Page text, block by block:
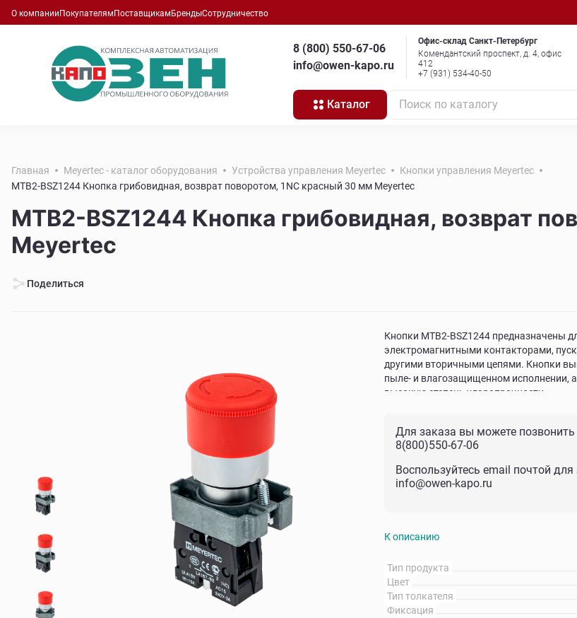
О компании Покупателям Поставщикам БрендыСотрудничество
8 (800) 550-67-06
info@owen-kapo.ru
Офис-склад Санкт-Петербург
Комендантский проспект, д. 4, офис
412
+7 (931) 534-40-50
Каталог Поиск по каталогу
Главная Meyertec - каталог оборудования Устройства управления Meyertec
Кнопки управления Meyertec
MTB2-BSZ1244 Кнопка грибовидная, возврат поворотом, 1NC красный 30 мм Meyertec
MTB2-BSZ1244 Кнопка грибовидная, возврат
Meyertec
Поделиться
Кнопки MTB2-BSZ1244 предназначены
электромагнитными контакторами,
другими вторичными цепями. Кнопки
пыле- и влагозащищенном исполнении,
высокую степень ударопрочности.
Для заказа вы можете
8(800)550-67-06
Воспользуйтесь email почтой для
info@owen-kapo.ru
К описанию
Тип продукта
Цвет
Тип толкателя
Фиксация